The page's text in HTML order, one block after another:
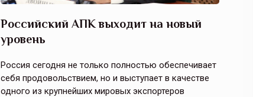
Российский АПК выходит на новый
уровень
Россия сегодня не только полностью обеспечивает
себя продовольствием, но и выступает в качестве
одного из крупнейших мировых экспортеров